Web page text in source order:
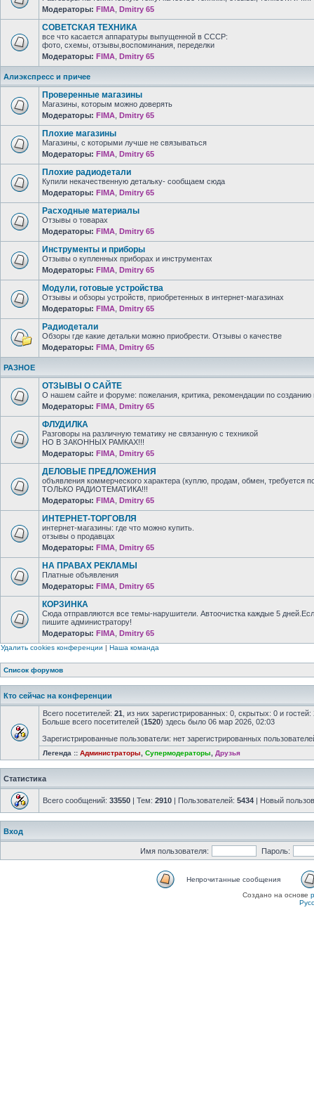
Модераторы: FIMA Dmitry 65
СОВЕТСКАЯ ТЕХНИКА
все что касается аппаратуры выпущенной в СССР:
фото, схемы, отзывы,воспоминания, переделки
Модераторы: FIMA Dmitry 65
Алиэкспресс и причее
Проверенные магазины
Магазины, которым можно доверять
Модераторы: FIMA Dmitry 65
Плохие магазины
Магазины, с которыми лучше не связываться
Модераторы: FIMA Dmitry 65
Плохие радиодетали
Купили некачественную детальку- сообщаем сюда
Модераторы: FIMA Dmitry 65
Расходные материалы
Отзывы о товарах
Модераторы: FIMA Dmitry 65
Инструменты и приборы
Отзывы о купленных приборах и инструментах
Модераторы: FIMA Dmitry 65
Модули, готовые устройства
Отзывы и обзоры устройств, приобретенных в интернет-магазинах
Модераторы: FIMA Dmitry 65
Радиодетали
Обзоры где какие детальки можно приобрести. Отзывы о качестве
Модераторы: FIMA Dmitry 65
РАЗНОЕ
ОТЗЫВЫ О САЙТЕ
О нашем сайте и форуме: пожелания, критика, рекомендации по созданию
Модераторы: FIMA Dmitry 65
ФЛУДИЛКА
Разговоры на различную тематику не связанную с техникой
НО В ЗАКОННЫХ РАМКАХ!!!
Модераторы: FIMA Dmitry 65
ДЕЛОВЫЕ ПРЕДЛОЖЕНИЯ
объявления коммерческого характера (куплю, продам, обмен, требуется
ТОЛЬКО РАДИОТЕМАТИКА!!!
Модераторы: FIMA Dmitry 65
ИНТЕРНЕТ-ТОРГОВЛЯ
интернет-магазины: где что можно купить.
отзывы о продавцах
Модераторы: FIMA Dmitry 65
НА ПРАВАХ РЕКЛАМЫ
Платные объявления
Модераторы: FIMA Dmitry 65
КОРЗИНКА
Сюда отправляются все темы-нарушители. Автоочистка каждые 5
пишите администратору!
Модераторы: FIMA Dmitry 65
Удалить cookies конференции | Наша команда
Список форумов
Кто сейчас на конференции
Всего посетителей: 21 , из них зарегистрированных: 0, скрытых: 0 и
Больше всего посетителей (1520) здесь было 06 мар 2026, 02:03
Зарегистрированные пользователи: нет зарегистрированных
Легенда :: Администраторы Супермодераторы Друзья
Статистика
Всего сообщений: 33550 | Тем: 2910 | Пользователей: 5434 | Новый
Вход
Имя пользователя: Пароль:
Непрочитанные сообщения
Создано на основе